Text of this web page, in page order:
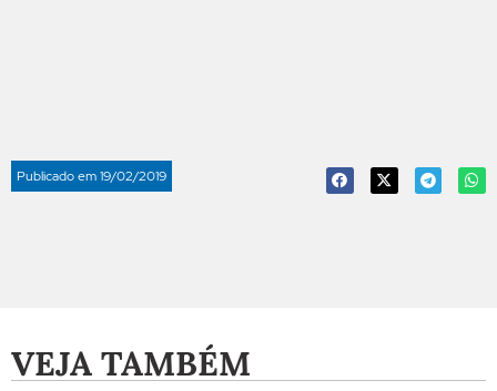
Publicado em19/02/2019
VEJA TAMBÉM